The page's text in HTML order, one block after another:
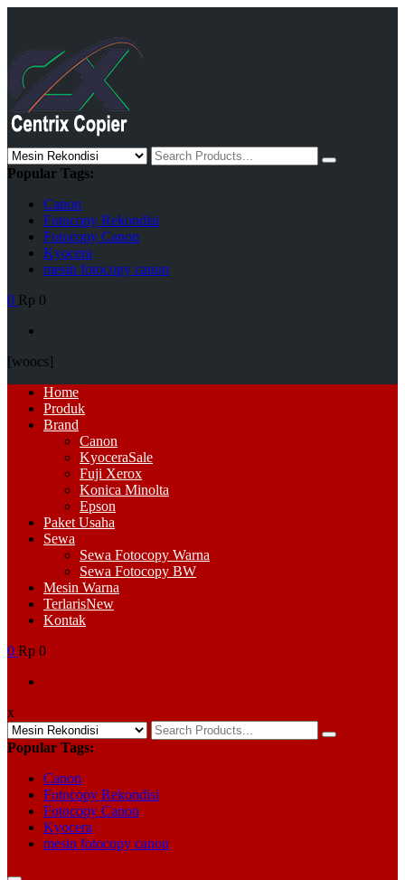
Search
for:
Popular Tags:
Canon
Fotocopy Rekondisi
Fotocopy Canon
Kyocera
mesin fotocopy canon
0 Rp 0
[woocs]
Primary
Menu
Home
Produk
Brand
Canon
KyoceraSale
Fuji Xerox
Konica Minolta
Epson
Paket Usaha
Sewa
Sewa Fotocopy Warna
Sewa Fotocopy BW
Mesin Warna
TerlarisNew
Kontak
0 Rp 0
x
Search
for:
Popular Tags:
Canon
Fotocopy Rekondisi
Fotocopy Canon
Kyocera
mesin fotocopy canon